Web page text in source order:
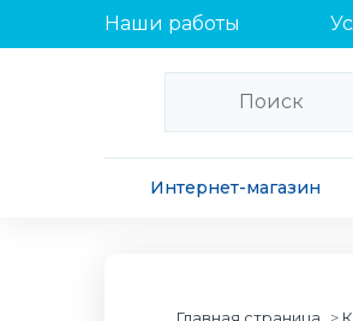
Наши работы
Интернет-магазин
Главная страница